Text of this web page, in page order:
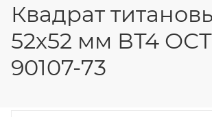
Квадрат
52х52 мм ВТ4 ОСТ
90107-73